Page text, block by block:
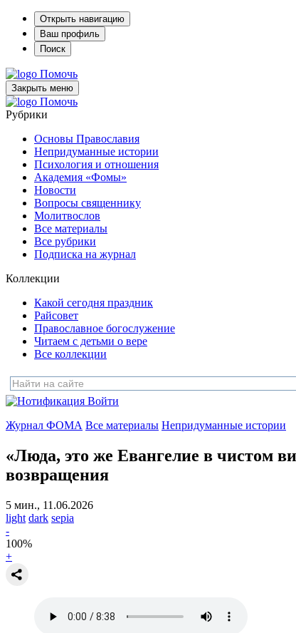
Открыть навигацию
Ваш профиль
Поиск
Помочь
Закрыть меню
Помочь
Рубрики
Основы Православия
Непридуманные истории
Психология и отношения
Академия «Фомы»
Новости
Вопросы священнику
Молитвослов
Все материалы
Все рубрики
Подписка на журнал
Коллекции
Какой сегодня праздник
Райсовет
Православное богослужение
Читаем с детьми о вере
Все коллекции
Войти
Журнал ФОМА Все материалы Непридуманные истории
«Люда, это же Евангелие в чистом
возвращения
5 мин., 11.06.2026
light dark sepia
-
100%
+